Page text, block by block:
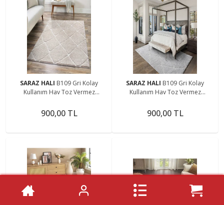
SARAZ HALI B109 Gri Kolay
Kullanım Hav Toz Vermez
Modern Shaggy Halı
900,00 TL
SARAZ HALI B109 Gri Kolay
Kullanım Hav Toz Vermez
Modern Shaggy Halı
900,00 TL